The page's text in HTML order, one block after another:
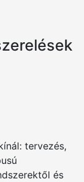
tervezés,
és